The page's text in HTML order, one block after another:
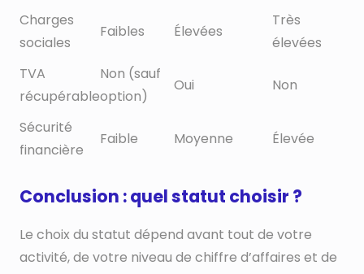
Charges
sociales
Faibles Élevées
Très
élevées
TVA
récupérable
Non (sauf
option)
Oui Non
Sécurité
financière
Faible Moyenne Élevée
Conclusion : quel statut choisir ?
Le choix du statut dépend avant tout de votre
activité, de votre niveau de chiffre d’affaires et de